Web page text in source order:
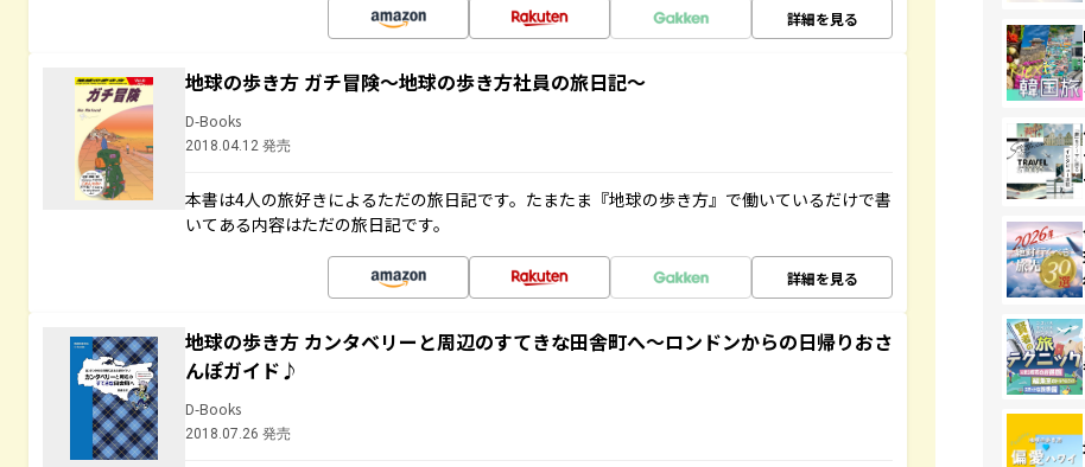
詳細を見る
地球の歩き方 ガチ冒険～地球の歩き方社員の旅日記～
D-Books
2018.04.12 発売
本書は4人の旅好きによるただの旅日記です。たまたま『地球の歩き方』で働いているだけで書
いてある内容はただの旅日記です。
詳細を見る
地球の歩き方 カンタベリーと周辺のすてきな田舎町へ～ロンドンからの日帰りおさ
んぽガイド♪
D-Books
2018.07.26 発売